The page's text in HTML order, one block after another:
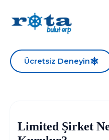
Ücretsiz Deneyin
Limited Şirket